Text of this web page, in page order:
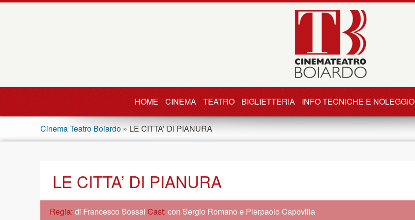
HOME CINEMA TEATRO BIGLIETTERIA INFO TECNICHE E NOLEGGIO
Cinema Teatro Boiardo » LE CITTA’ DI PIANURA
LE CITTA’ DI PIANURA
Regia: di Francesco Sossai Cast: con Sergio Romano e Pierpaolo Capovilla